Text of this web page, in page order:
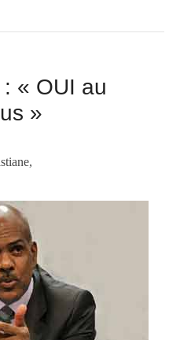
« OUI au
»